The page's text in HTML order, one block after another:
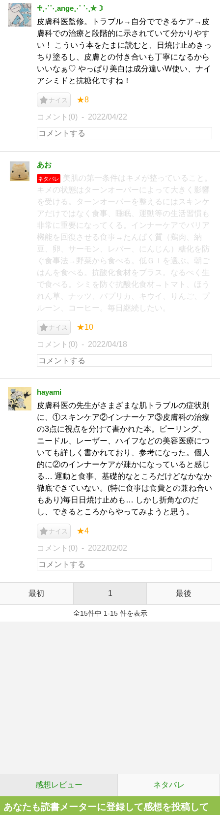
♱⋰⋱ange⋰ ⋱✮☽
皮膚科医監修。トラブル→自分でできるケア→皮
膚科での治療と段階的に示されていて分かりやす
い！ こういう本をたまに読むと、日焼け止めきっ
ちり塗るし、皮膚との付き合いも丁寧になるから
いいなぁ♡ やっぱり美白は成分違いW使い、ナイ
アシミドと抗糖化ですね！
ナイス ★8
コメント(0) 2022/04/22
あお
ネタバレ
美肌の第一条件はキメが整っていること。
キメの状態はターンオーバーによって大きく影響
を受ける。ターンオーバーを整えるにはスキンケ
アだけではなく食事、睡眠、運動等の生活習慣も
非常に重要になってくる。インナーケアでバリア
機能を回復させる食事→たんぱく質（鶏肉、納
豆、卵、サーモン、レバー、にんじん）糖化を防
ぐ食事法→野菜から食べる。低ＧＩを選ぶ。朝ご
はんを食べる。抗酸化食材をプラス。なるべく生
で食べる。シミを防ぐ抗酸化食材→トマト、ほう
れん草、ナッツ、パプリカ、キウイ、りんご、プ
ルーン、コーヒー。毎日継続したい。
ナイス ★10
コメント(0) 2022/04/18
hayami
皮膚科医の先生がさまざまな肌トラブルの症状別
に、①スキンケア②インナーケア③皮膚科の治療
の3点に視点を分けて書かれた本。ピーリング、
ニードル、レーザー、ハイフなどの美容医療につ
いても詳しく書かれており、参考になった。個人
的に②のインナーケアが疎かになっていると感じ
る… 運動と食事、基礎的なところだけどなかなか
徹底できていない。(特に食事は食費との兼ね合い
もあり)毎日日焼け止めも… しかし折角なのだ
し、できるところからやってみようと思う。
ナイス ★4
コメント(0) 2022/02/02
最初 1 最後
全15件中 1-15 件を表示
感想レビュー ネタバレ
あなたも読書メーターに登録して感想を投稿して